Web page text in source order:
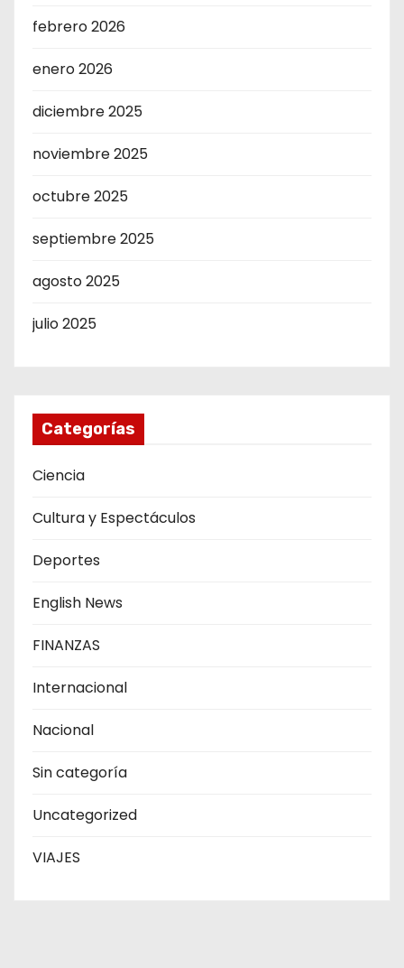
febrero 2026
enero 2026
diciembre 2025
noviembre 2025
octubre 2025
septiembre 2025
agosto 2025
julio 2025
Categorías
Ciencia
Cultura y Espectáculos
Deportes
English News
FINANZAS
Internacional
Nacional
Sin categoría
Uncategorized
VIAJES